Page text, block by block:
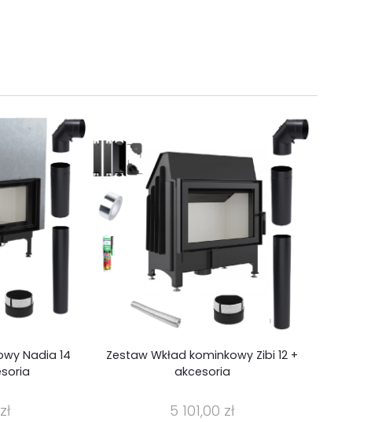
Nadia 14
Zestaw Wkład kominkowy Zibi 12 +
akcesoria
5 101,00 zł